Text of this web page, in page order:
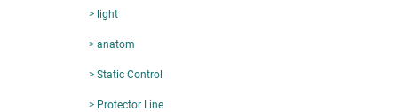
> light
> anatom
> Static Control
> Protector Line